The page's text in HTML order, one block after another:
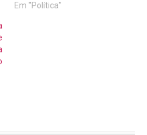
Em "Política"